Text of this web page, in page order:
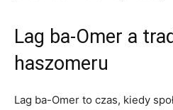
Lag ba-Omer a
haszomeru
Lag ‍ba-Omer to czas, kiedy